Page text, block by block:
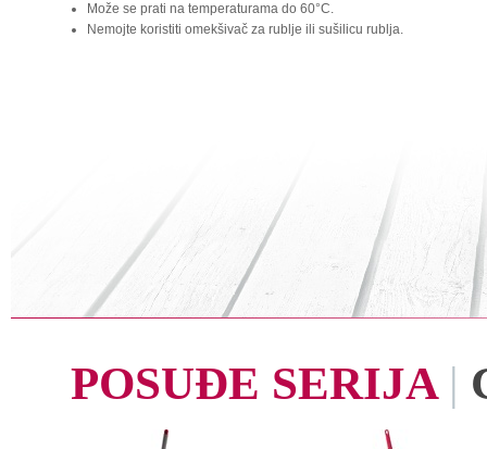
Može se prati na temperaturama do 60°C.
Nemojte koristiti omekšivač za rublje ili sušilicu rublja.
POSUĐE SERIJA |